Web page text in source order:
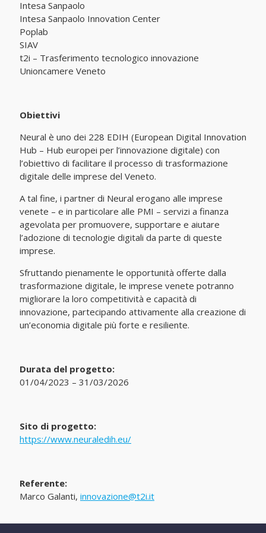
Intesa Sanpaolo
Intesa Sanpaolo Innovation Center
Poplab
SIAV
t2i – Trasferimento tecnologico innovazione
Unioncamere Veneto
Obiettivi
Neural è uno dei 228 EDIH (European Digital Innovation
Hub – Hub europei per l’innovazione digitale) con
l’obiettivo di facilitare il processo di trasformazione
digitale delle imprese del Veneto.
A tal fine, i partner di Neural erogano alle imprese
venete – e in particolare alle PMI – servizi a finanza
agevolata per promuovere, supportare e aiutare
l’adozione di tecnologie digitali da parte di queste
imprese.
Sfruttando pienamente le opportunità offerte dalla
trasformazione digitale, le imprese venete potranno
migliorare la loro competitività e capacità di
innovazione, partecipando attivamente alla creazione di
un’economia digitale più forte e resiliente.
Durata del progetto:
01/04/2023 – 31/03/2026
Sito di progetto:
https://www.neuraledih.eu/
Referente:
Marco Galanti, innovazione@t2i.it